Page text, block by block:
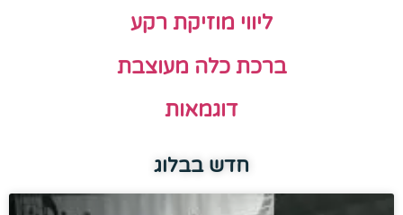
ליווי מוזיקת רקע
ברכת כלה מעוצבת
דוגמאות
חדש בבלוג